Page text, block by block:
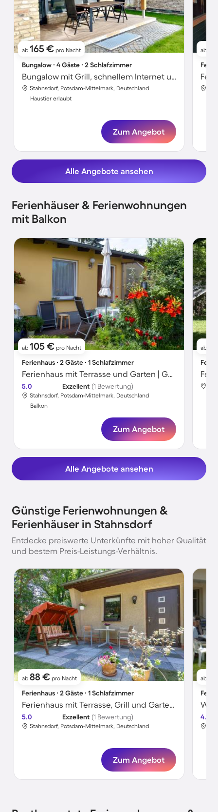
ab 165 € pro Nacht
Bungalow ∙ 4 Gäste ∙ 2 Schlafzimmer
Bungalow mit Grill, schnellem Internet und Garten | Gartenblick
Stahnsdorf, Potsdam-Mittelmark, Deutschland
Haustier erlaubt
Zum Angebot
ab
Alle Angebote ansehen
Ferienhäuser & Ferienwohnungen
mit Balkon
ab 105 € pro Nacht
Ferienhaus ∙ 2 Gäste ∙ 1 Schlafzimmer
Ferienhaus mit Terrasse und Garten | Gartenblick
5.0 Exzellent (1 Bewertung)
Stahnsdorf, Potsdam-Mittelmark, Deutschland
Balkon
Zum Angebot
ab
Alle Angebote ansehen
Günstige Ferienwohnungen &
Ferienhäuser in Stahnsdorf
Entdecke preiswerte Unterkünfte mit hoher Qualität
und bestem Preis-Leistungs-Verhältnis.
ab 88 € pro Nacht
Ferienhaus ∙ 2 Gäste ∙ 1 Schlafzimmer
Ferienhaus mit Terrasse, Grill und Garten | Gartenblick
5.0 Exzellent (1 Bewertung)
Stahnsdorf, Potsdam-Mittelmark, Deutschland
Zum Angebot
ab
4.1